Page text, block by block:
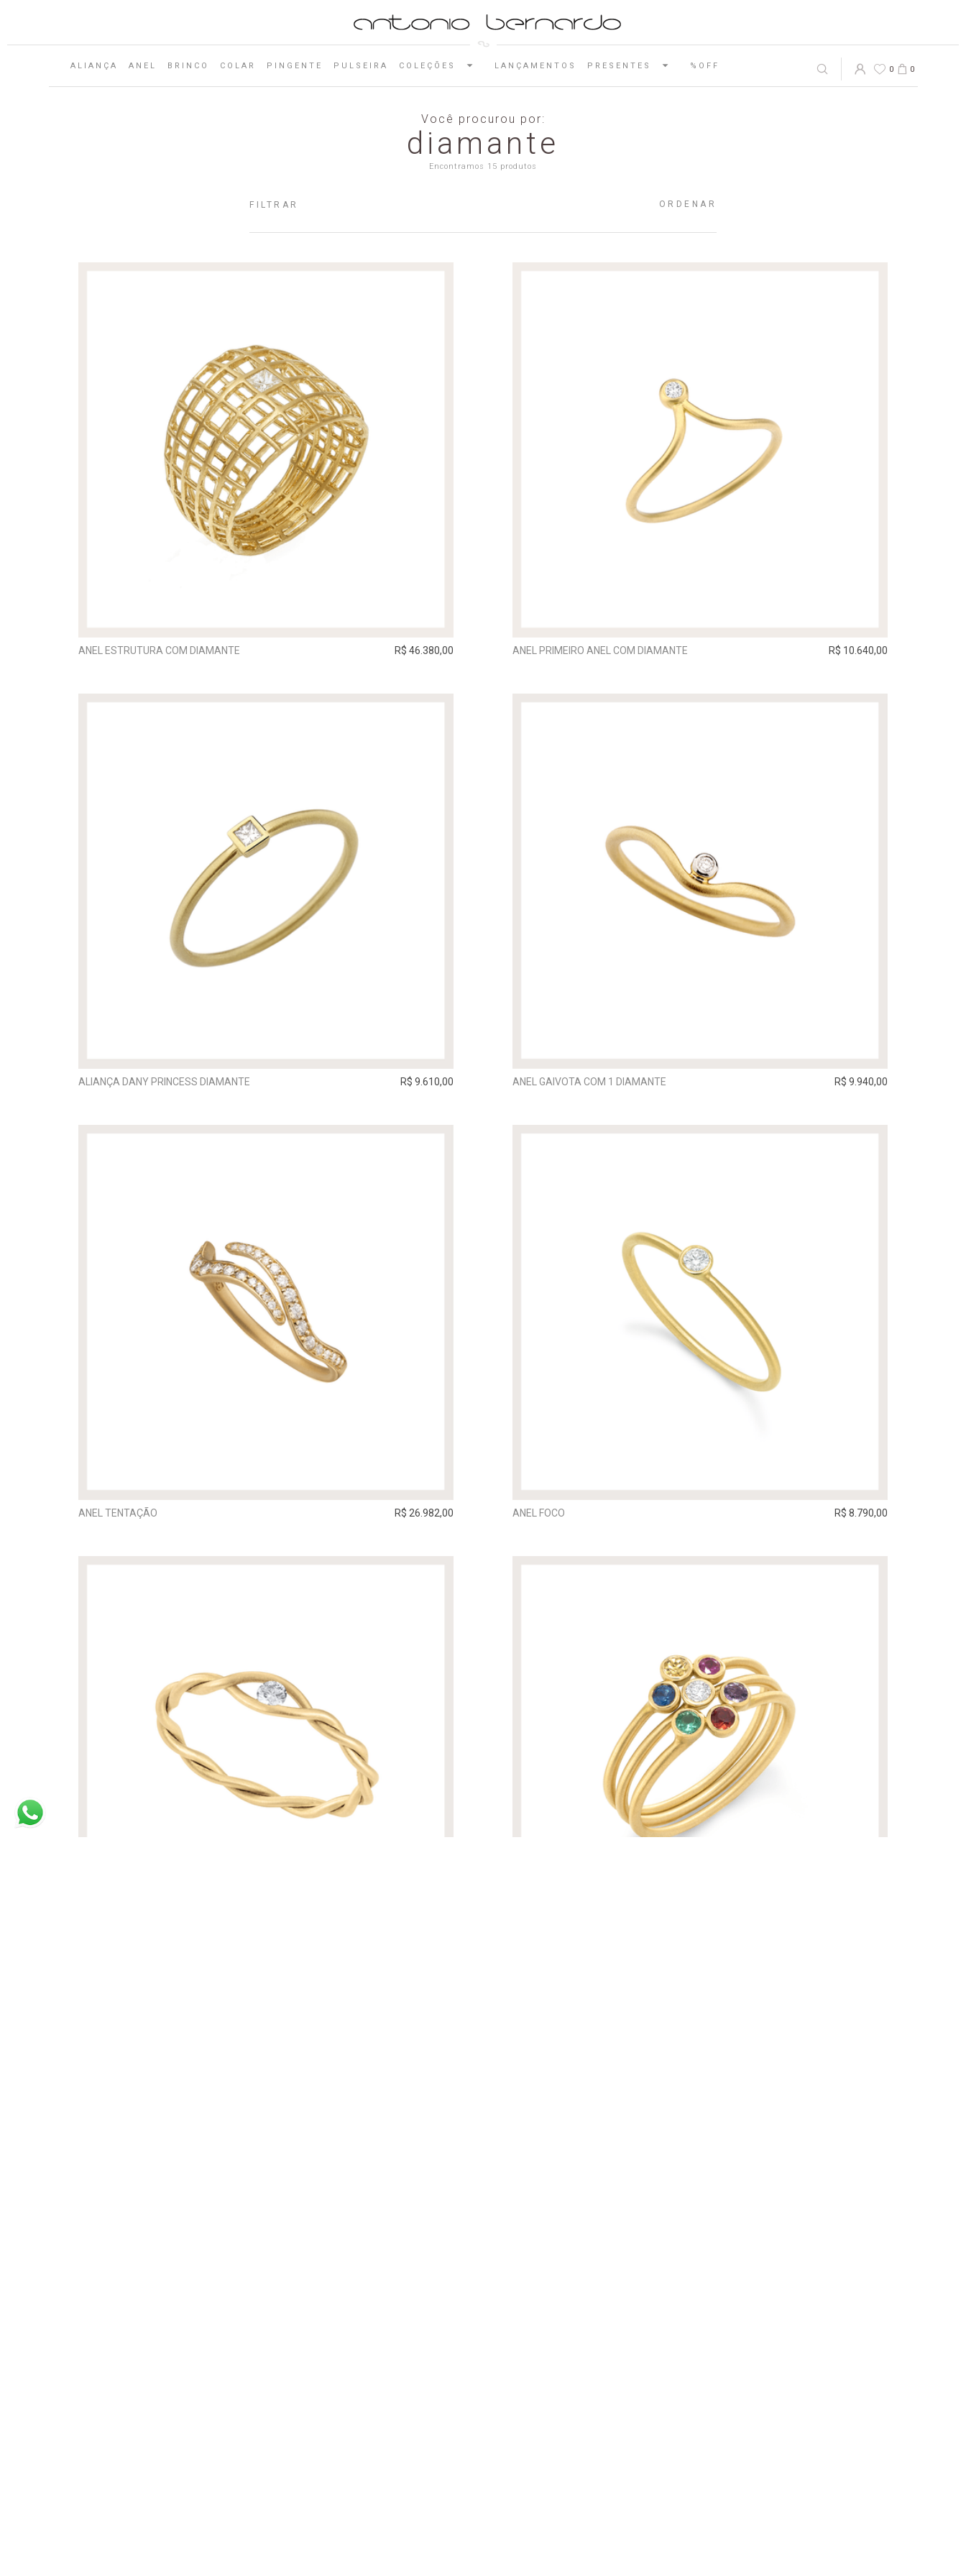
ALIANÇA ANEL BRINCO COLAR PINGENTE PULSEIRA COLEÇÕES LANÇAMENTOS PRESENTES %OFF 0 0
Você procurou por:
diamante
Encontramos 15 produtos
FILTRAR ORDENAR
ANEL ESTRUTURA COM DIAMANTE R$ 46.380,00 ANEL PRIMEIRO ANEL COM DIAMANTE R$ 10.640,00
ALIANÇA DANY PRINCESS DIAMANTE R$ 9.610,00 ANEL GAIVOTA COM 1 DIAMANTE R$ 9.940,00
ANEL TENTAÇÃO R$ 26.982,00 ANEL FOCO R$ 8.790,00